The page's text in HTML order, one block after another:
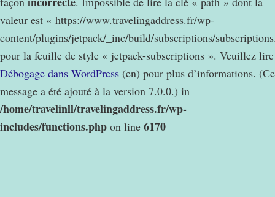
valeur est « https://www.travelingaddress.fr/wp-
content/plugins/jetpack/_inc/build/subscriptions/
pour la feuille de style « jetpack-subscriptions ». Veuillez lire
Débogage dans WordPress (en) pour plus d’informations. (Ce
message a été ajouté à la version 7.0.0.) in
/home/travelinll/travelingaddress.fr/wp-
includes/functions.php on line 6170